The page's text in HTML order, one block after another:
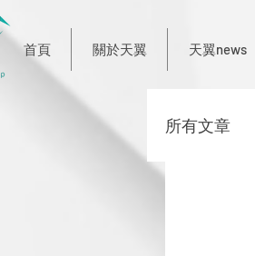
首頁 關於天翼 天翼news
所有文章